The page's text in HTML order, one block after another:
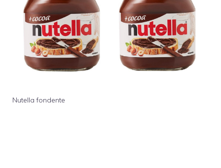
Nutella fondente